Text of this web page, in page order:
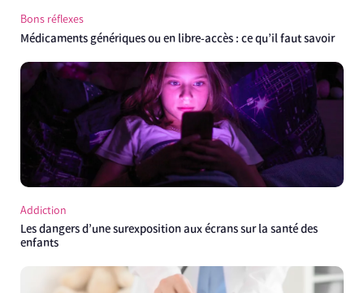
Bons réflexes
Médicaments génériques ou en libre-accès : ce qu’il faut savoir
Addiction
Les dangers d’une surexposition aux écrans sur la santé des
enfants